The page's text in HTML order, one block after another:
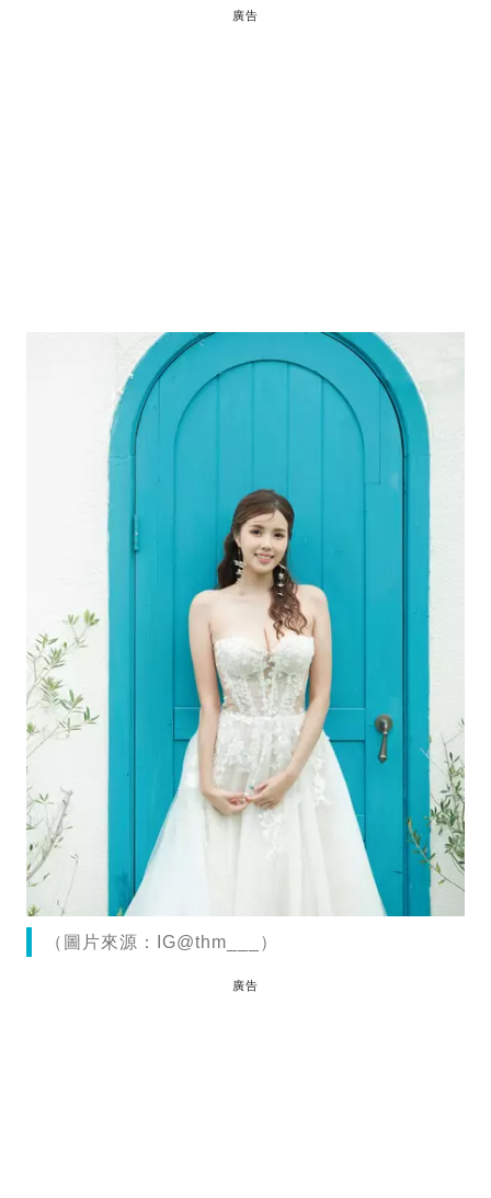
廣告
（圖片來源：IG@thm___）
廣告